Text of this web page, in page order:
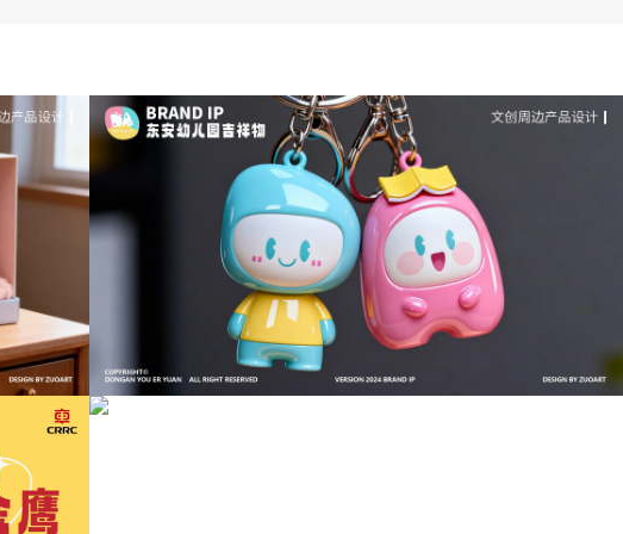
成功案例：品牌IP设计的视觉体系 | IP设计公司-佐
案设计